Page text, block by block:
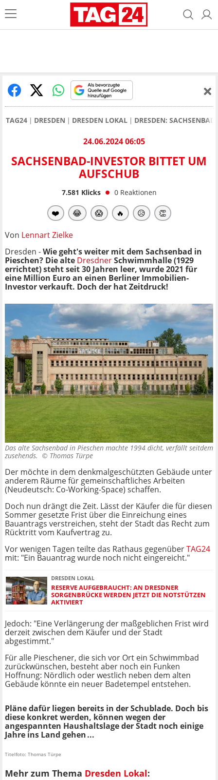
TAG24 DRESDEN DRESDEN LOKAL DRESDEN:
24.06.2024 06:05
SACHSENBAD-INVESTOR BITTET UM
AUFSCHUB
7.581 Klicks 0 Reaktionen
❤️ 😂 😱 🔥 😥 👏
Von Lennart Zielke
Dresden -Wie geht's weiter mit dem Sachsenbad in
Pieschen? Die alte DresdnerSchwimmhalle (1929
errichtet) steht seit 30 Jahren leer, wurde 2021 für
eine Million Euro an einen Berliner Immobilien-
Investor verkauft. Doch der hat Zeitdruck!
Das alte Sachsenbad in Pieschen machte 1994 dicht, verfällt seitdem
zusehends. © Thomas Türpe
Der möchte in dem denkmalgeschützten Gebäude unter
anderem Räume für gemeinschaftliches Arbeiten
(Neudeutsch: Co-Working-Space) schaffen.
Doch nun drängt die Zeit. Lässt der Käufer die für diesen
Sommer gesetzte Frist über die Einreichung eines
Bauantrags verstreichen, steht der Stadt das Recht zum
Rücktritt vom Kaufvertrag zu.
Vor wenigen Tagen teilte das Rathaus gegenüberTAG24
mit: "Ein Bauantrag wurde noch nicht eingereicht."
DRESDEN LOKAL
RESERVE AUFGEBRAUCHT: AN DRESDNER
SORGENBRÜCKE WERDEN JETZT DIE NOTSTÜTZEN
AKTIVIERT
Jedoch: "Eine Verlängerung der maßgeblichen Frist wird
derzeit zwischen dem Käufer und der Stadt
abgestimmt."
Für alle Pieschener, die sich vor Ort ein Schwimmbad
zurückwünschen, besteht aber noch ein Funken
Hoffnung: Nördlich oder westlich neben dem alten
Gebäude könnte ein neuer Badetempel entstehen.
Pläne dafür liegen bereits in der Schublade. Doch bis
diese konkret werden, können wegen der
angespannten Haushaltslage der Stadt noch einige
Jahre ins Land gehen ...
Titelfoto: Thomas Türpe
Mehr zum Thema Dresden Lokal: